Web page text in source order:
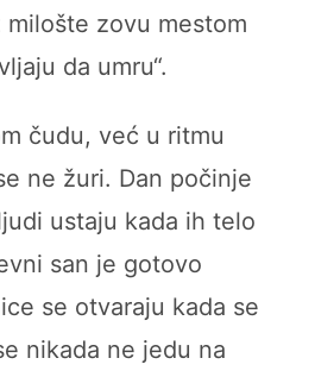
zovu mestom
da umru“.
čudu, već u ritmu
ne žuri. Dan počinje
ustaju kada ih telo
san je gotovo
se otvaraju kada se
nikada ne jedu na